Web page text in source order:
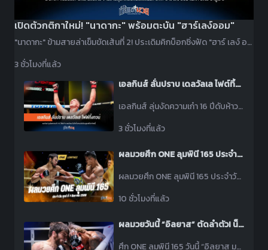
เปิดตัวกติกาใหม่! "นาดากะ" พร้อมตะบัน "ฮาร์เลง์ออม"
"นาดากะ" ข้ามสายล่าเข็มขัดเส้นที่ 2! ประเดิมคิกบ็อกซิ่งฟัด "ฮาร์ เลง์ ออม" ศึก ONE ซามูไร 3 ที่ญี่ปุ่น
3 ชั่วโมงที่แล้ว
เอลกินส์ ลั่นปราบ เดลวัลเล ไฟต์ทิ้งทวน
เอลกินส์ ลุ่นงัดความเก๋า 16 ปีดับห้าว เดลวัลเล ในศึกทิ้งทวนสังเวียนยูเอฟซีอาทิตย์นี้
3 ชั่วโมงที่แล้ว
ผลมวยศึก ONE ลุมพินี 165 ประจำวันศุกร์ที่ 7 สิงหาคม 2569
ผลมวยศึก ONE ลุมพินี 165 ประจำวันศุกร์ที่ 7 สิงหาคม 2569 โดยมีคู่เอกเป็น นาบิล อานาน พบ เสือคิม ป๋องสุพรรณ พีเค.
10 ชั่วโมงที่แล้ว
ผลมวยวันนี้ “อิลยาส” ตัดลำตัว! น็อค “สุขสวัสดิ์” ยก 1 คว้าโบนัส 3.5 แสนบาท
ศึก ONE ลุมพินี 165 วันนี้ “อิลยาส มูซาเอฟ” ต่อยท้องตัดลำตัวจน “สุขสวัสดิ์ พีเค.แสนชัย” จุกร่วงยกแรก คว้าโบนัส 3.5 แสนบาท